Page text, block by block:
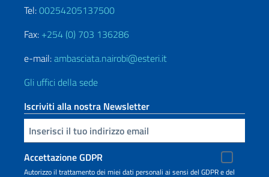
Tel:00254205137500
Fax: +254 (0) 703 136286
e-mail:ambasciata.nairobi@esteri.it
Gli uffici della sede
Iscriviti alla nostra Newsletter
Inserisci la tua email
Accettazione GDPR
Autorizzo il trattamento dei miei dati personali ai sensi del GDPR e del